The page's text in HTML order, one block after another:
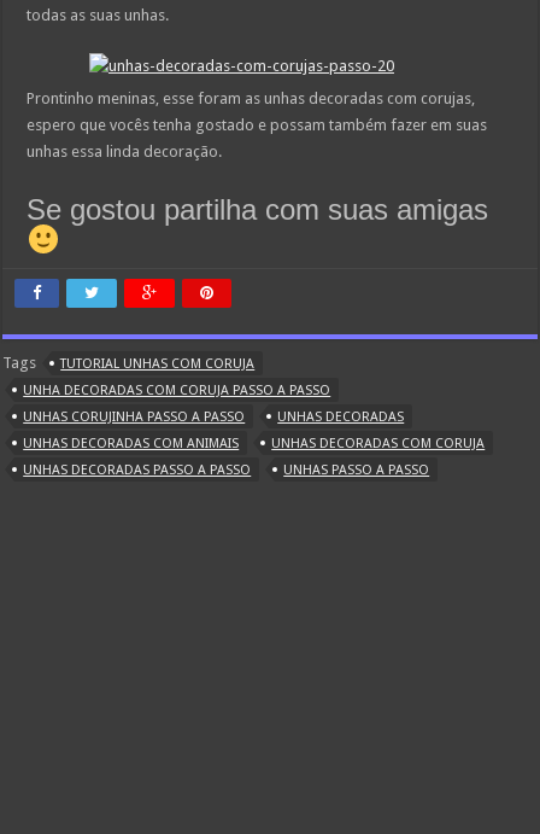
todas as suas unhas.
Prontinho meninas, esse foram as unhas decoradas com corujas,
espero que vocês tenha gostado e possam também fazer em suas
unhas essa linda decoração.
Se gostou partilha com suas amigas
Tags
TUTORIAL UNHAS COM CORUJA
UNHA DECORADAS COM CORUJA PASSO A PASSO
UNHAS CORUJINHA PASSO A PASSO
UNHAS DECORADAS
UNHAS DECORADAS COM ANIMAIS
UNHAS DECORADAS COM CORUJA
UNHAS DECORADAS PASSO A PASSO
UNHAS PASSO A PASSO